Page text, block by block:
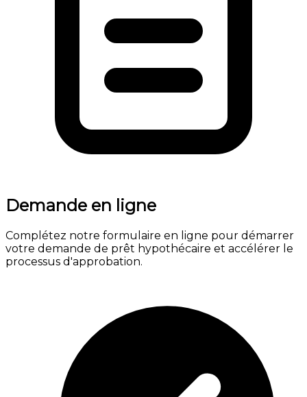
Demande en ligne
Complétez notre formulaire en ligne pour démarrer
votre demande de prêt hypothécaire et accélérer le
processus d'approbation.